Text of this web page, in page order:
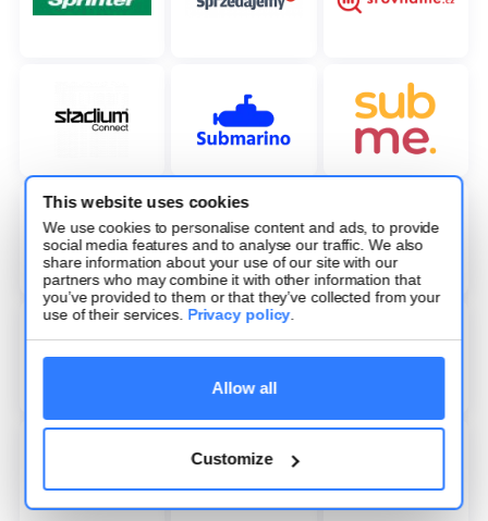
This website uses cookies
We use cookies to personalise content and ads, to provide
social media features and to analyse our traffic. We also
share information about your use of our site with our
partners who may combine it with other information that
you’ve provided to them or that they’ve collected from your
use of their services. Privacy policy.
Allow all
Customize